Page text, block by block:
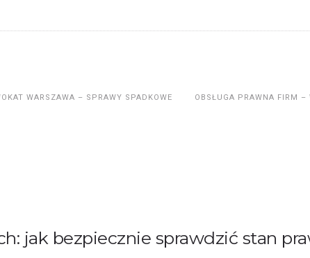
WARSZAWA – SPRAWY SPADKOWE OBSŁUGA PRAWNA FIRM –
jak bezpiecznie sprawdzić stan